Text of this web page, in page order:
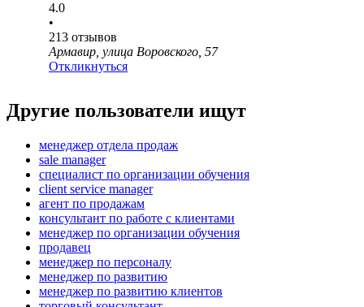
4.0
•
213 отзывов
Армавир, улица Воровского, 57
Откликнуться
Другие пользователи ищут
менеджер отдела продаж
sale manager
специалист по организации обучения
client service manager
агент по продажам
консультант по работе с клиентами
менеджер по организации обучения
продавец
менеджер по персоналу
менеджер по развитию
менеджер по развитию клиентов